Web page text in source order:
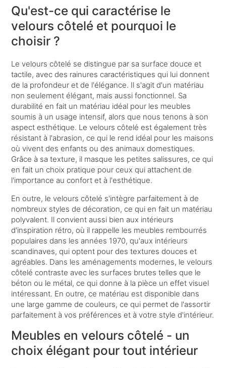
Qu'est-ce qui caractérise le
velours côtelé et pourquoi le
choisir ?
Le velours côtelé se distingue par sa surface douce et
tactile, avec des rainures caractéristiques qui lui donnent
de la profondeur et de l'élégance. Il s'agit d'un matériau
non seulement élégant, mais aussi fonctionnel. Sa
durabilité en fait un matériau idéal pour les meubles
soumis à un usage intensif, alors que nous tenons à son
aspect esthétique. Le velours côtelé est également très
résistant à l'abrasion, ce qui le rend idéal pour les maisons
où vivent des enfants ou des animaux domestiques.
Grâce à sa texture, il masque les petites salissures, ce qui
en fait un choix pratique pour ceux qui attachent de
l'importance au confort et à l'esthétique.
En outre, le velours côtelé s'intègre parfaitement à de
nombreux styles de décoration, ce qui en fait un matériau
polyvalent. Il convient aussi bien aux intérieurs
d'inspiration rétro, où il rappelle les meubles rembourrés
populaires dans les années 1970, qu'aux intérieurs
scandinaves, qui optent pour des textures douces et
agréables. Dans les aménagements modernes, le velours
côtelé contraste avec les surfaces brutes telles que le
béton ou le métal, ce qui donne à la pièce un effet visuel
intéressant. En outre, ce matériau est disponible dans
une large gamme de couleurs, ce qui permet de l'assortir
parfaitement à vos préférences et à votre style d'intérieur.
Meubles en velours côtelé - un
choix élégant pour tout intérieur